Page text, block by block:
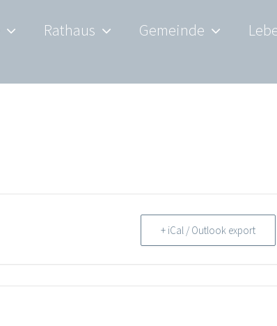
Rathaus Gemeinde
+ iCal / Outlook export